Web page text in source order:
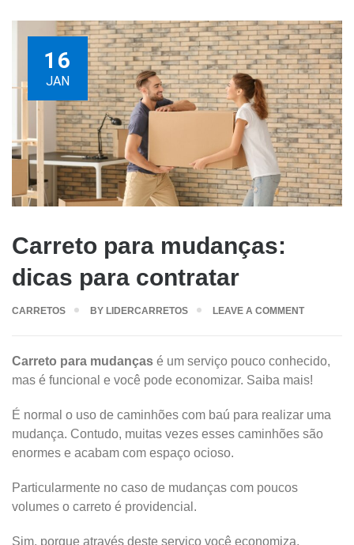
16
JAN
Carreto para mudanças:
dicas para contratar
CARRETOS BY LIDERCARRETOS LEAVE A COMMENT
Carreto para mudanças é um serviço pouco conhecido,
mas é funcional e você pode economizar. Saiba mais!
É normal o uso de caminhões com baú para realizar uma
mudança. Contudo, muitas vezes esses caminhões são
enormes e acabam com espaço ocioso.
Particularmente no caso de mudanças com poucos
volumes o carreto é providencial.
Sim, porque através deste serviço você economiza.